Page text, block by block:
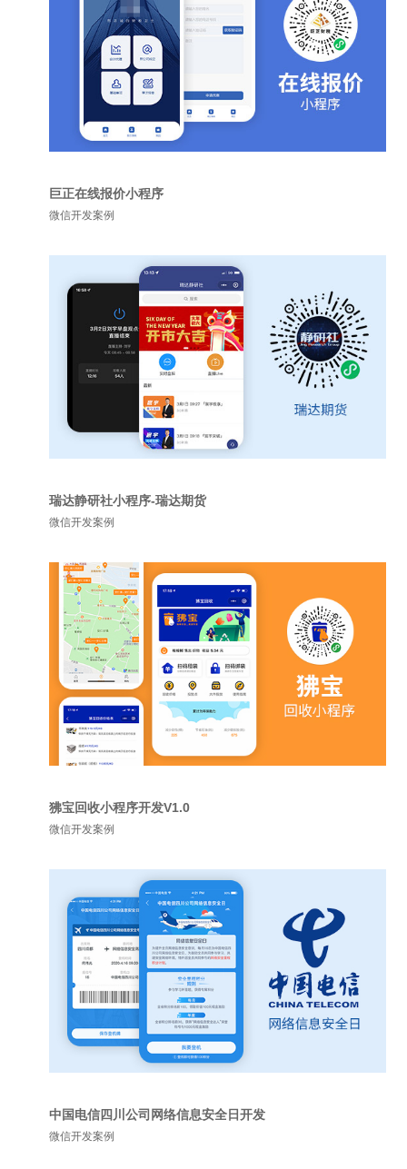
巨正在线报价小程序
微信开发案例
瑞达静研社小程序-瑞达期货
微信开发案例
狒宝回收小程序开发V1.0
微信开发案例
中国电信四川公司网络信息安全日开发
微信开发案例